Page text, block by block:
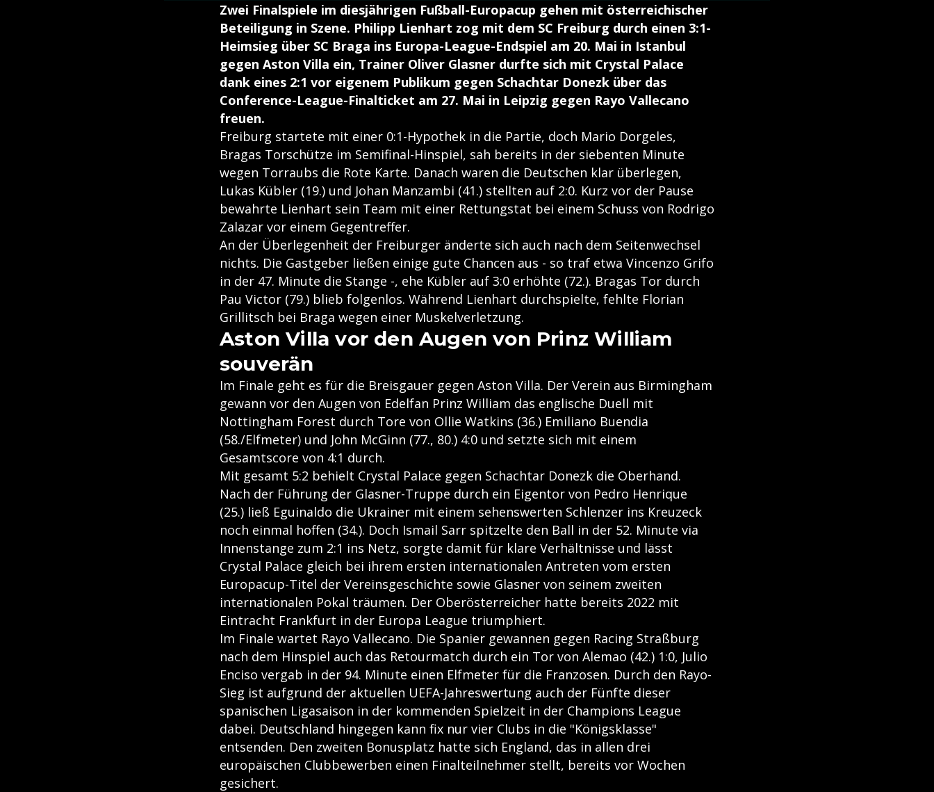
Zwei Finalspiele im diesjährigen Fußball-Europacup gehen mit österreichischer
Beteiligung in Szene. Philipp Lienhart zog mit dem SC Freiburg durch einen 3:1-
Heimsieg über SC Braga ins Europa-League-Endspiel am 20. Mai in Istanbul
gegen Aston Villa ein, Trainer Oliver Glasner durfte sich mit Crystal Palace
dank eines 2:1 vor eigenem Publikum gegen Schachtar Donezk über das
Conference-League-Finalticket am 27. Mai in Leipzig gegen Rayo Vallecano
freuen.
Freiburg startete mit einer 0:1-Hypothek in die Partie, doch Mario Dorgeles,
Bragas Torschütze im Semifinal-Hinspiel, sah bereits in der siebenten Minute
wegen Torraubs die Rote Karte. Danach waren die Deutschen klar überlegen,
Lukas Kübler (19.) und Johan Manzambi (41.) stellten auf 2:0. Kurz vor der Pause
bewahrte Lienhart sein Team mit einer Rettungstat bei einem Schuss von Rodrigo
Zalazar vor einem Gegentreffer.
An der Überlegenheit der Freiburger änderte sich auch nach dem Seitenwechsel
nichts. Die Gastgeber ließen einige gute Chancen aus - so traf etwa Vincenzo Grifo
in der 47. Minute die Stange -, ehe Kübler auf 3:0 erhöhte (72.). Bragas Tor durch
Pau Victor (79.) blieb folgenlos. Während Lienhart durchspielte, fehlte Florian
Grillitsch bei Braga wegen einer Muskelverletzung.
Aston Villa vor den Augen von Prinz William
souverän
Im Finale geht es für die Breisgauer gegen Aston Villa. Der Verein aus Birmingham
gewann vor den Augen von Edelfan Prinz William das englische Duell mit
Nottingham Forest durch Tore von Ollie Watkins (36.) Emiliano Buendia
(58./Elfmeter) und John McGinn (77., 80.) 4:0 und setzte sich mit einem
Gesamtscore von 4:1 durch.
Mit gesamt 5:2 behielt Crystal Palace gegen Schachtar Donezk die Oberhand.
Nach der Führung der Glasner-Truppe durch ein Eigentor von Pedro Henrique
(25.) ließ Eguinaldo die Ukrainer mit einem sehenswerten Schlenzer ins Kreuzeck
noch einmal hoffen (34.). Doch Ismail Sarr spitzelte den Ball in der 52. Minute via
Innenstange zum 2:1 ins Netz, sorgte damit für klare Verhältnisse und lässt
Crystal Palace gleich bei ihrem ersten internationalen Antreten vom ersten
Europacup-Titel der Vereinsgeschichte sowie Glasner von seinem zweiten
internationalen Pokal träumen. Der Oberösterreicher hatte bereits 2022 mit
Eintracht Frankfurt in der Europa League triumphiert.
Im Finale wartet Rayo Vallecano. Die Spanier gewannen gegen Racing Straßburg
nach dem Hinspiel auch das Retourmatch durch ein Tor von Alemao (42.) 1:0, Julio
Enciso vergab in der 94. Minute einen Elfmeter für die Franzosen. Durch den Rayo-
Sieg ist aufgrund der aktuellen UEFA-Jahreswertung auch der Fünfte dieser
spanischen Ligasaison in der kommenden Spielzeit in der Champions League
dabei. Deutschland hingegen kann fix nur vier Clubs in die "Königsklasse"
entsenden. Den zweiten Bonusplatz hatte sich England, das in allen drei
europäischen Clubbewerben einen Finalteilnehmer stellt, bereits vor Wochen
gesichert.